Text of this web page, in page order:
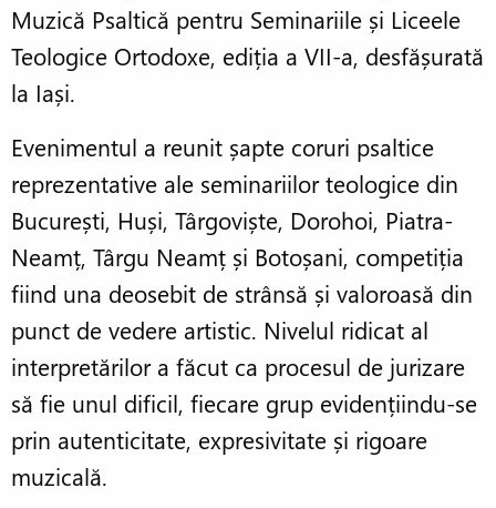
Muzică Psaltică pentru Seminariile și Liceele
Teologice Ortodoxe, ediția a VII-a, desfășurată
la Iași.
Evenimentul a reunit șapte coruri psaltice
reprezentative ale seminariilor teologice din
București, Huși, Târgoviște, Dorohoi, Piatra-
Neamț, Târgu Neamț și Botoșani, competiția
fiind una deosebit de strânsă și valoroasă din
punct de vedere artistic. Nivelul ridicat al
interpretărilor a făcut ca procesul de jurizare
să fie unul dificil, fiecare grup evidențiindu-se
prin autenticitate, expresivitate și rigoare
muzicală.